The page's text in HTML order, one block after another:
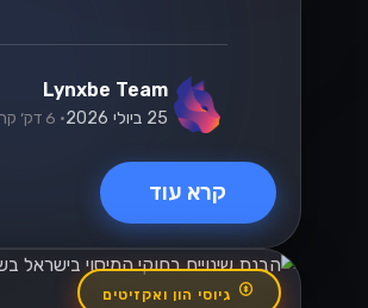
Lynxbe Team
25 ביולי 2026 • 6 דק׳ קריאה
קרא עוד
גיוסי הון ואקזיטים